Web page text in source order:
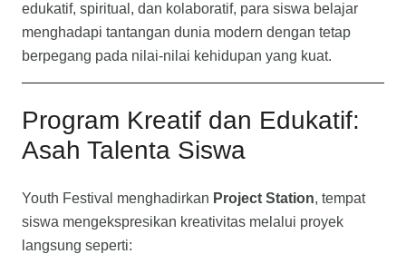
edukatif, spiritual, dan kolaboratif, para siswa belajar
menghadapi tantangan dunia modern dengan tetap
berpegang pada nilai-nilai kehidupan yang kuat.
Program Kreatif dan Edukatif:
Asah Talenta Siswa
Youth Festival menghadirkan Project Station, tempat
siswa mengekspresikan kreativitas melalui proyek
langsung seperti: